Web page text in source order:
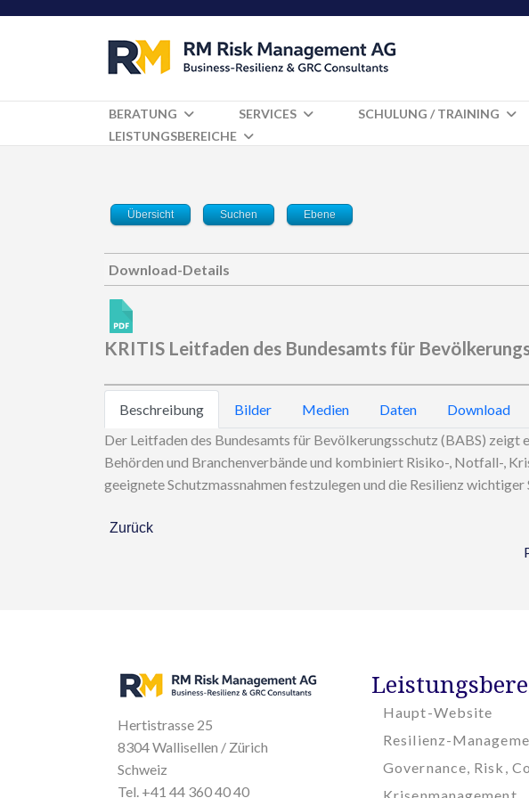
BERATUNG SERVICES SCHULUNG / TRAINING
LEISTUNGSBEREICHE
Übersicht Suchen Ebene
Download-Details
KRITIS Leitfaden des Bundesamts für
Beschreibung Bilder Medien Daten
Download
Der Leitfaden des Bundesamts für Bevölkerungsschutz (BABS)
Behörden und Branchenverbände und kombiniert Risiko-, Notfall-,
geeignete Schutzmassnahmen festzulegen und die Resilienz
Zurück
Hertistrasse 25
8304 Wallisellen / Zürich
Schweiz
Tel. +41 44 360 40 40
Haupt-Website
Resilienz-
Governance, Risk,